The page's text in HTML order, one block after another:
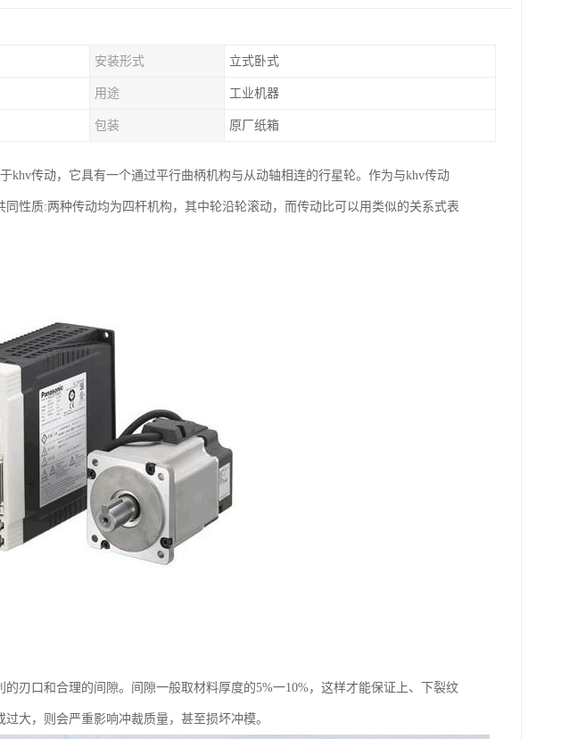
安装形式 立式卧式
用途 工业机器
包装 原厂纸箱
khv传动，它具有一个通过平行曲柄机构与从动轴相连的行星轮。作为与khv传动
性质:两种传动均为四杆机构，其中轮沿轮滚动，而传动比可以用类似的关系式表
刃口和合理的间隙。间隙一般取材料厚度的5%一10%，这样才能保证上、下裂纹
大，则会严重影响冲裁质量，甚至损坏冲模。